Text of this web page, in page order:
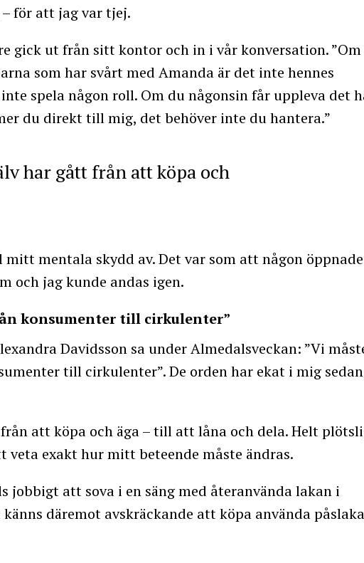
för att jag var tjej.
gick ut från sitt kontor och in i vår konversation.
som har svårt med Amanda är det inte hennes
spela någon roll. Om du någonsin får uppleva det
du direkt till mig, det behöver inte du hantera.”
har gått från att köpa och
mentala skydd av. Det var som att någon
och jag kunde andas igen.
konsumenter till cirkulenter”
Davidsson sa under Almedalsveckan: ”Vi
till cirkulenter”. De orden har ekat i mig sedan
att köpa och äga – till att låna och dela. Helt
veta exakt hur mitt beteende måste ändras.
jobbigt att sova i en säng med återanvända lakan i
däremot avskräckande att köpa använda